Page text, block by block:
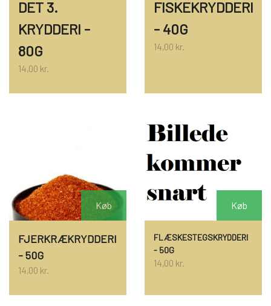
DET 3.
KRYDDERI -
80G
14,00 kr.
FISKEKRYDDERI
- 40G
14,00 kr.
Køb
FJERKRÆKRYDDERI
- 50G
14,00 kr.
Køb
FLÆSKESTEGSKRYDDERI
- 50G
14,00 kr.